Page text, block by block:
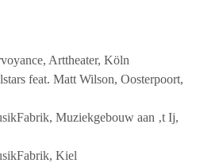
Arttheater, Köln
feat. Matt Wilson, Oosterpoort,
Muziekgebouw aan ‚t Ij,
Kiel